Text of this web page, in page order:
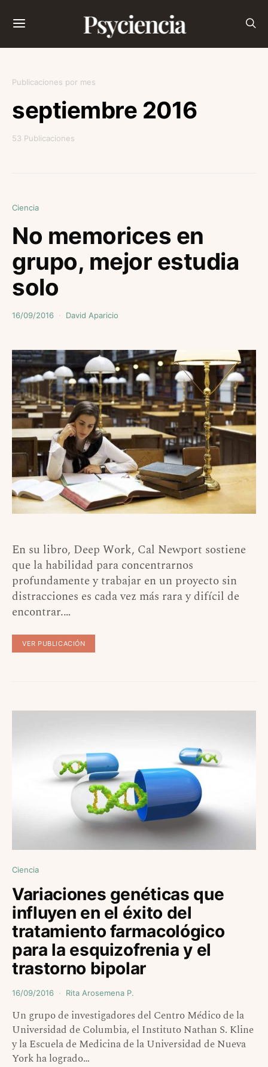
Psyciencia
Publicaciones por mes
septiembre 2016
53 Publicaciones
Ciencia
No memorices en
grupo, mejor estudia
solo
16/09/2016 David Aparicio
En su libro, Deep Work, Cal Newport sostiene
que la habilidad para concentrarnos
profundamente y trabajar en un proyecto sin
distracciones es cada vez más rara y difícil de
encontrar.…
VER PUBLICACIÓN
Ciencia
Variaciones genéticas que
influyen en el éxito del
tratamiento farmacológico
para la esquizofrenia y el
trastorno bipolar
16/09/2016 Rita Arosemena P.
Un grupo de investigadores del Centro Médico de la
Universidad de Columbia, el Instituto Nathan S. Kline
y la Escuela de Medicina de la Universidad de Nueva
York ha logrado…